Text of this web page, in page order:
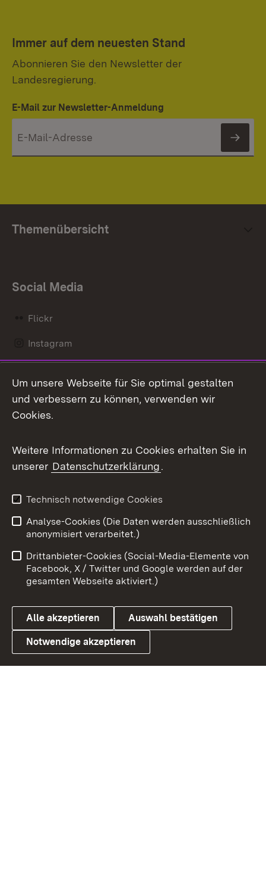
Immer auf dem neuesten Stand
Abonnieren Sie den Newsletter der
Landesregierung.
E-Mail zur Newsletter-Anmeldung
Themenübersicht
Social Media
Flickr
Instagram
Mastodon
Messenger
Social Wall
X / Twitter
Youtube
Link zum Landesportal
Benutzungshinweise
Barrierefreiheit
Datenschutz
Cookies
Um unsere Webseite für Sie optimal gestalten
und verbessern zu können, verwenden wir
Cookies.
Weitere Informationen zu Cookies erhalten Sie in
unserer Datenschutzerklärung.
Technisch notwendige Cookies
Analyse-Cookies (Die Daten werden ausschließlich
anonymisiert verarbeitet.)
Drittanbieter-Cookies (Social-Media-Elemente von
Facebook, X / Twitter und Google werden auf der
gesamten Webseite aktiviert.)
Alle akzeptieren Auswahl bestätigen
Notwendige akzeptieren